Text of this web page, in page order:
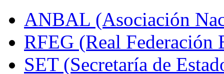
ANBAL (Asociación
RFEG (Real Federación
SET (Secretaría de